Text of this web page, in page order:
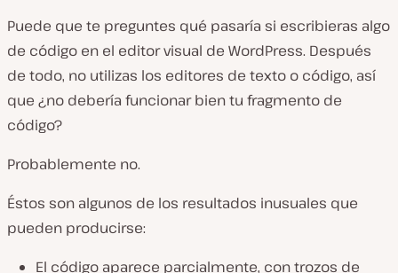
Puede que te preguntes qué pasaría si escribieras algo
de código en el editor visual de WordPress. Después
de todo, no utilizas los editores de texto o código, así
que ¿no debería funcionar bien tu fragmento de
código?
Probablemente no.
Éstos son algunos de los resultados inusuales que
pueden producirse:
El código aparece parcialmente, con trozos de